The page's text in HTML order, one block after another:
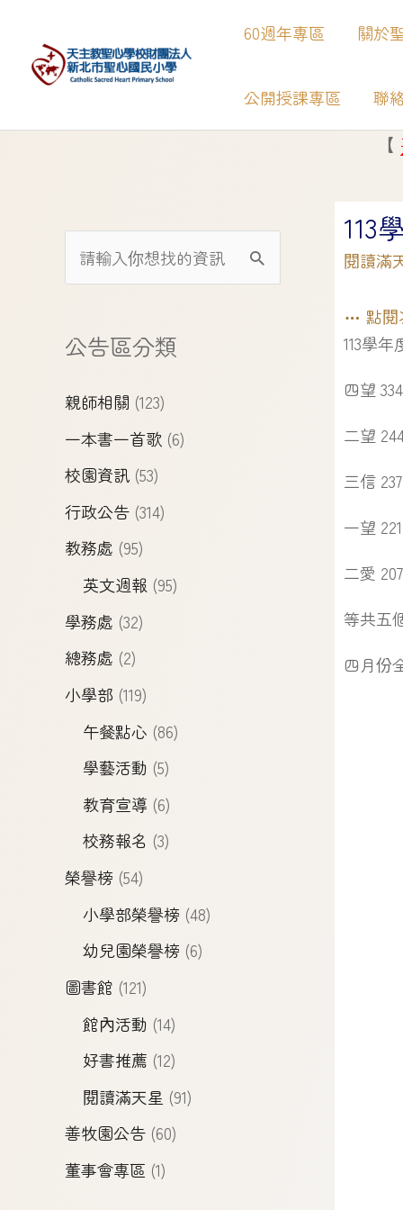
60週年專區 關於
公開授課專區 聯
公告區分類
親師相關 (123)
一本書一首歌 (6)
校園資訊 (53)
行政公告 (314)
教務處 (95)
英文週報 (95)
學務處 (32)
總務處 (2)
小學部 (119)
午餐點心 (86)
學藝活動 (5)
教育宣導 (6)
校務報名 (3)
榮譽榜 (54)
小學部榮譽榜 (48)
幼兒園榮譽榜 (6)
圖書館 (121)
館內活動 (14)
好書推薦 (12)
閱讀滿天星 (91)
善牧園公告 (60)
董事會專區 (1)
113
閱讀滿
點
113學
四望
二望
三信
一望
二愛
等共五
四月份